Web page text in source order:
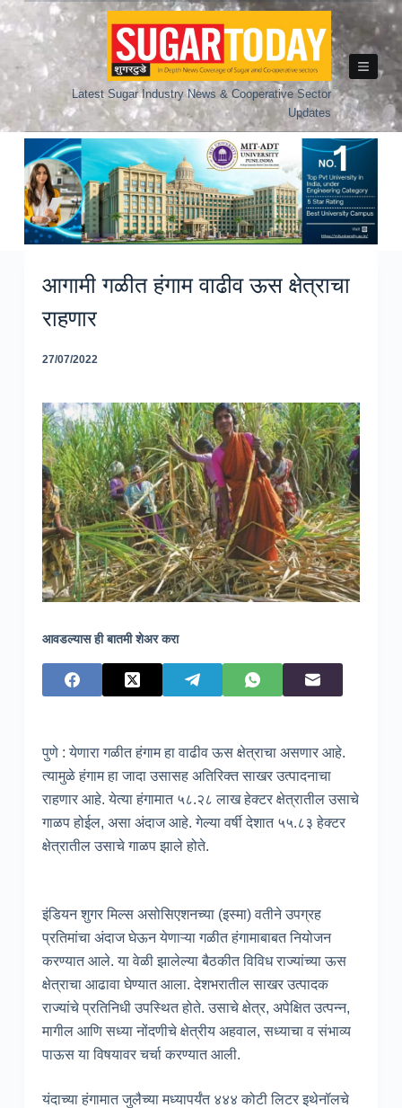
Skip
to
Latest Sugar Industry News & Cooperative Sector
Updates
आगामी गळीत हंगाम वाढीव ऊस क्षेत्राचा
राहणार
27/07/2022
आवडल्यास ही बातमी शेअर करा
पुणे : येणारा गळीत हंगाम हा वाढीव ऊस क्षेत्राचा असणार आहे.
त्यामुळे हंगाम हा जादा उसासह अतिरिक्त साखर उत्पादनाचा
राहणार आहे. येत्या हंगामात ५८.२८ लाख हेक्टर क्षेत्रातील उसाचे
गाळप होईल, असा अंदाज आहे. गेल्या वर्षी देशात ५५.८३ हेक्टर
क्षेत्रातील उसाचे गाळप झाले होते.
इंडियन शुगर मिल्स असोसिएशनच्या (इस्मा) वतीने उपग्रह
प्रतिमांचा अंदाज घेऊन येणाऱ्या गळीत हंगामाबाबत नियोजन
करण्यात आले. या वेळी झालेल्या बैठकीत विविध राज्यांच्या ऊस
क्षेत्राचा आढावा घेण्यात आला. देशभरातील साखर उत्पादक
राज्यांचे प्रतिनिधी उपस्थित होते. उसाचे क्षेत्र, अपेक्षित उत्पन्न,
मागील आणि सध्या नोंदणीचे क्षेत्रीय अहवाल, सध्याचा व संभाव्य
पाऊस या विषयावर चर्चा करण्यात आली.
यंदाच्या हंगामात जुलैच्या मध्यापर्यंत ४४४ कोटी लिटर इथेनॉलचे